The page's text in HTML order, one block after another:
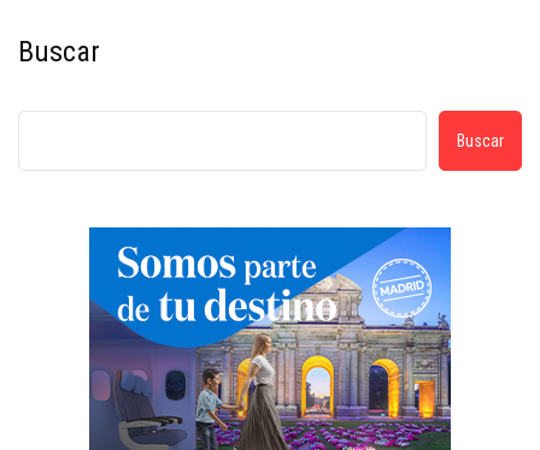
Buscar
Buscar